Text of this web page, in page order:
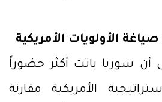
الأولويات الأمريكية
أن سوريا باتت أكثر حضوراً
الأمريكية مقارنة